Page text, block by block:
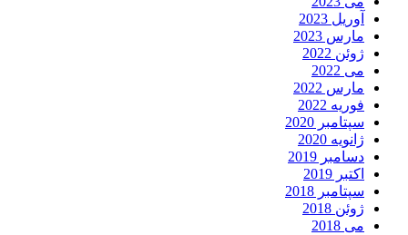
آوریل 2023
مارس 2023
ژوئن 2022
می 2022
مارس 2022
فوریه 2022
سپتامبر 2020
ژانویه 2020
دسامبر 2019
اکتبر 2019
سپتامبر 2018
ژوئن 2018
می 2018